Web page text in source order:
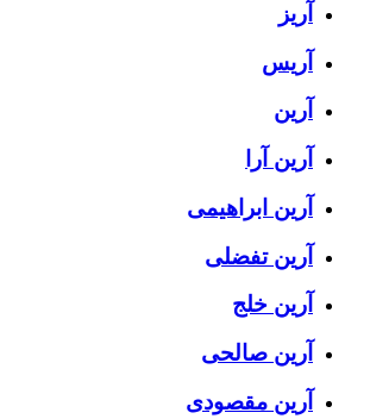
آریز
آریس
آرین
آرین آرا
آرین ابراهیمی
آرین تفضلی
آرین خلج
آرین صالحی
آرین مقصودی